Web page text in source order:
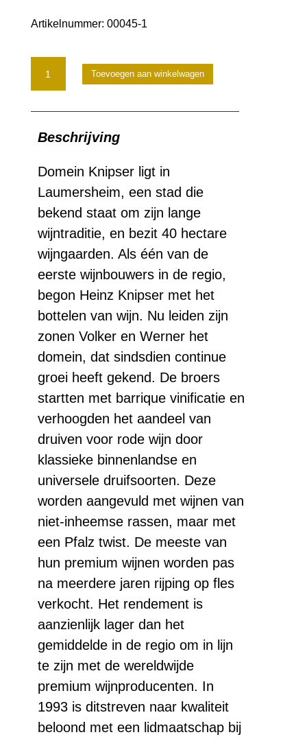
Artikelnummer: 00045-1
Weingut
Knipser,
Johannishof
Riesling
aantal
Toevoegen aan winkelwagen
Beschrijving
Domein Knipser ligt in
Laumersheim, een stad die
bekend staat om zijn lange
wijntraditie, en bezit 40 hectare
wijngaarden. Als één van de
eerste wijnbouwers in de regio,
begon Heinz Knipser met het
bottelen van wijn. Nu leiden zijn
zonen Volker en Werner het
domein, dat sindsdien continue
groei heeft gekend. De broers
startten met barrique vinificatie en
verhoogden het aandeel van
druiven voor rode wijn door
klassieke binnenlandse en
universele druifsoorten. Deze
worden aangevuld met wijnen van
niet-inheemse rassen, maar met
een Pfalz twist. De meeste van
hun premium wijnen worden pas
na meerdere jaren rijping op fles
verkocht. Het rendement is
aanzienlijk lager dan het
gemiddelde in de regio om in lijn
te zijn met de wereldwijde
premium wijnproducenten. In
1993 is ditstreven naar kwaliteit
beloond met een lidmaatschap bij